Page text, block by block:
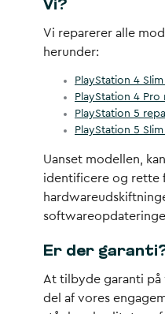
Vi?
Vi reparerer alle
herunder:
PlayStation 4
PlayStation 4 Pro
PlayStation 5
PlayStation 5
Uanset modellen,
identificere og rette
Er der
At tilbyde garanti på
del af vores